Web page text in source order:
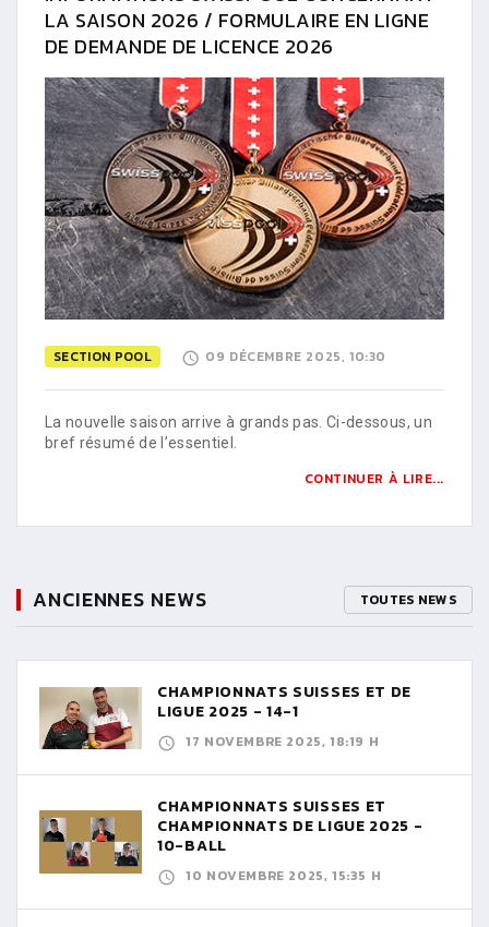
LA SAISON 2026 / FORMULAIRE EN LIGNE
DE DEMANDE DE LICENCE 2026
SECTION POOL 09 DÉCEMBRE 2025, 10:30
La nouvelle saison arrive à grands pas. Ci-dessous, un
bref résumé de l’essentiel.
CONTINUER À LIRE...
ANCIENNES NEWS TOUTES NEWS
CHAMPIONNATS SUISSES ET DE
LIGUE 2025 - 14-1
17 NOVEMBRE 2025, 18:19 H
CHAMPIONNATS SUISSES ET
CHAMPIONNATS DE LIGUE 2025 -
10-BALL
10 NOVEMBRE 2025, 15:35 H